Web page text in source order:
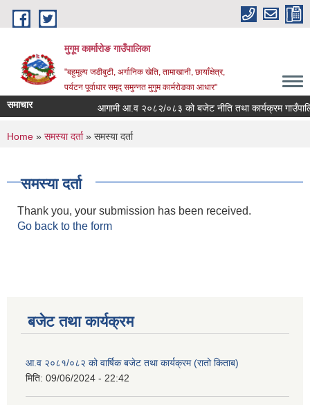
Skip to main content
मुगूम कार्मारोङ गाउँपालिका
"बहुमूल्य जडीबुटी, अर्गानिक खेति, तामाखानी, छायाँक्षेत्र,
पर्यटन पूर्वाधार समृद् समुन्नत मुगुम कार्मरोङका आधार"
समाचार आगामी आ.व २०८२/०८३ को बजेट नीति तथा कार्यक्रम
You are here
Home » समस्या दर्ता» समस्या दर्ता
समस्या दर्ता
Thank you, your submission has been received.
Go back to the form
बजेट तथा कार्यक्रम
आ.व २०८१/०८२ को वार्षिक बजेट तथा कार्यक्रम (रातो किताब)
मिति: 09/06/2024 - 22:42